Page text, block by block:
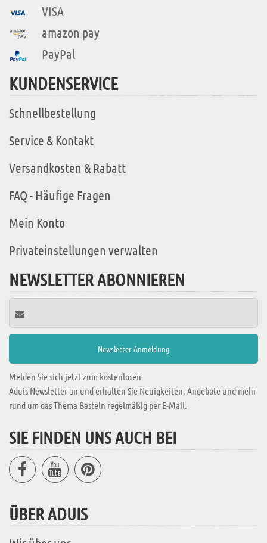
VISA
amazon pay
PayPal
KUNDENSERVICE
Schnellbestellung
Service & Kontakt
Versandkosten & Rabatt
FAQ - Häufige Fragen
Mein Konto
Privateinstellungen verwalten
NEWSLETTER ABONNIEREN
Melden Sie sich jetzt zum kostenlosen
Aduis Newsletter an und erhalten Sie Neuigkeiten, Angebote und mehr
rund um das Thema Basteln regelmäßig per E-Mail.
SIE FINDEN UNS AUCH BEI
ÜBER ADUIS